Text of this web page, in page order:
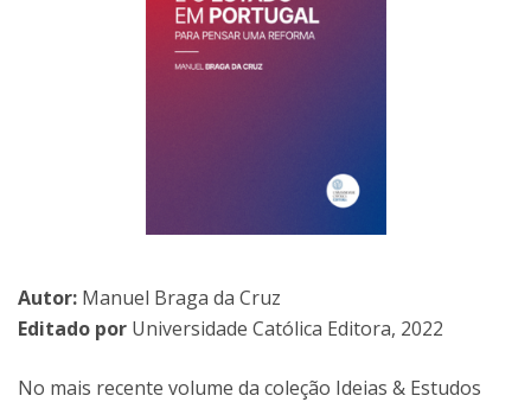
Autor: Manuel Braga da Cruz
Editado por Universidade Católica Editora, 2022
No mais recente volume da coleção Ideias & Estudos